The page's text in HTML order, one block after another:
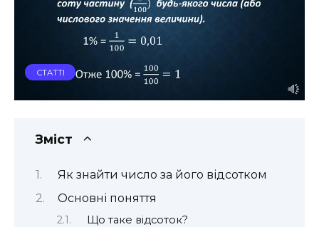
СТАТТІ
Зміст
Як знайти число за його відсотком
Основні поняття
Що таке відсоток?